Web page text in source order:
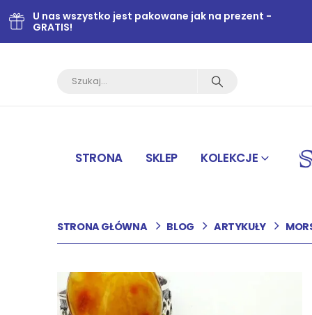
U nas wszystko jest pakowane jak na prezent -
GRATIS!
STRONA SKLEP KOLEKCJE
STRONA GŁÓWNA BLOG ARTYKUŁY